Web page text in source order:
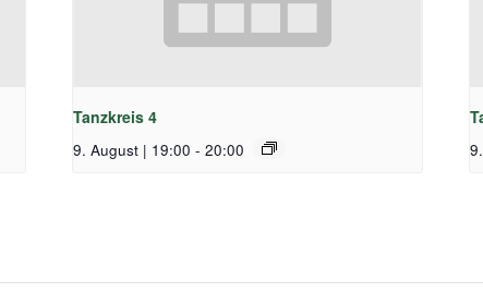
Tanzkreis 4
9. August | 19:00 - 20:00